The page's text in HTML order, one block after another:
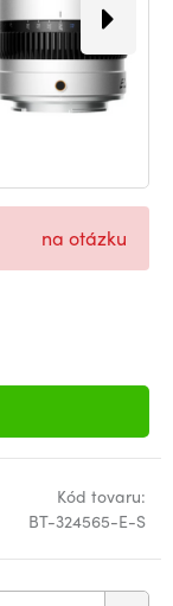
na otázku
Kód tovaru:
BT-324565-E-S